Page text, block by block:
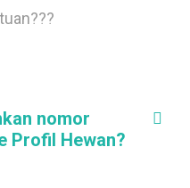
nomor
Profil Hewan?